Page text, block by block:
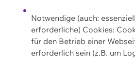
Notwendige (auch:
erforderliche) Cookies:
für den Betrieb einer
erforderlich sein (z.B. um